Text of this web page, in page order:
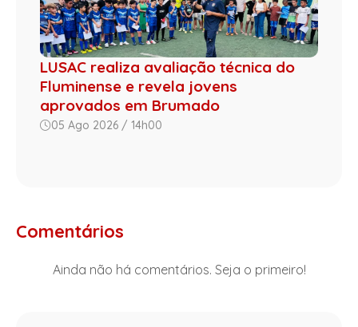
LUSAC realiza avaliação técnica do
Fluminense e revela jovens
aprovados em Brumado
05 Ago 2026 / 14h00
Comentários
Ainda não há comentários. Seja o primeiro!